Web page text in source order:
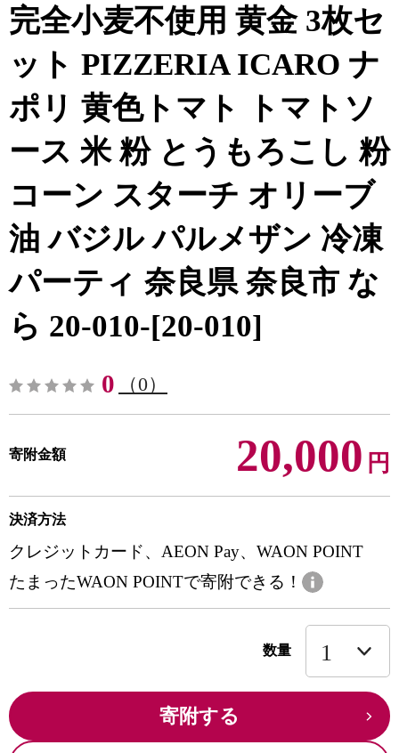
完全小麦不使用 黄金 3枚セ
ット PIZZERIA ICARO ナ
ポリ 黄色トマト トマトソ
ース 米 粉 とうもろこし 粉
コーン スターチ オリーブ
油 バジル パルメザン 冷凍
パーティ 奈良県 奈良市 な
ら 20-010-[20-010]
0 （0）
寄附金額 20,000 円
決済方法
クレジットカード、AEON Pay、WAON POINT
たまったWAON POINTで寄附できる！
数量
寄附する